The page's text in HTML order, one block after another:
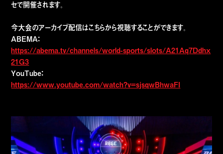
セで開催されます。
今大会のアーカイブ配信はこちらから視聴することができます。
ABEMA：
https://abema.tv/channels/world-sports/slots/A21Aq7Ddhx
21G3
YouTube：
https://www.youtube.com/watch?v=sjsqwBhwaFI